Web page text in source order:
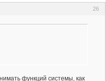
26
функций системы, как